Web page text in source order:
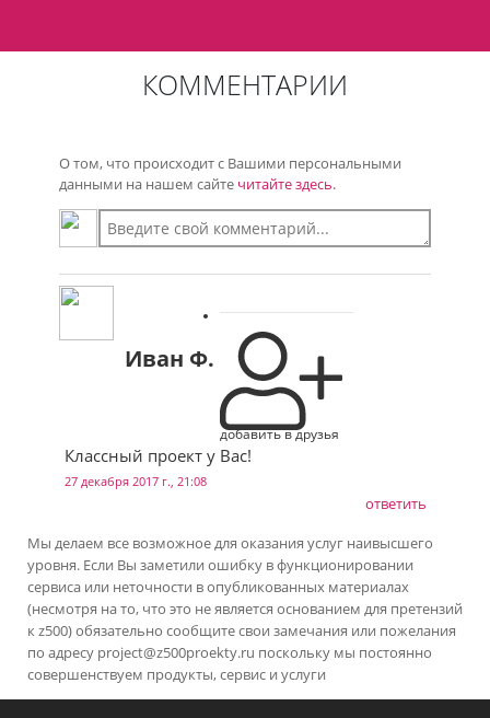
КОММЕНТАРИИ
О том, что происходит с Вашими персональными
данными на нашем сайте читайте здесь.
Иван Ф.
добавить в друзья
Классный проект у Вас!
27 декабря 2017 г., 21:08
ответить
Мы делаем все возможное для оказания услуг наивысшего
уровня. Если Вы заметили ошибку в функционировании
сервиса или неточности в опубликованных материалах
(несмотря на то, что это не является основанием для претензий
к z500) обязательно сообщите свои замечания или пожелания
по адресу project@z500proekty.ru поскольку мы постоянно
совершенствуем продукты, сервис и услуги